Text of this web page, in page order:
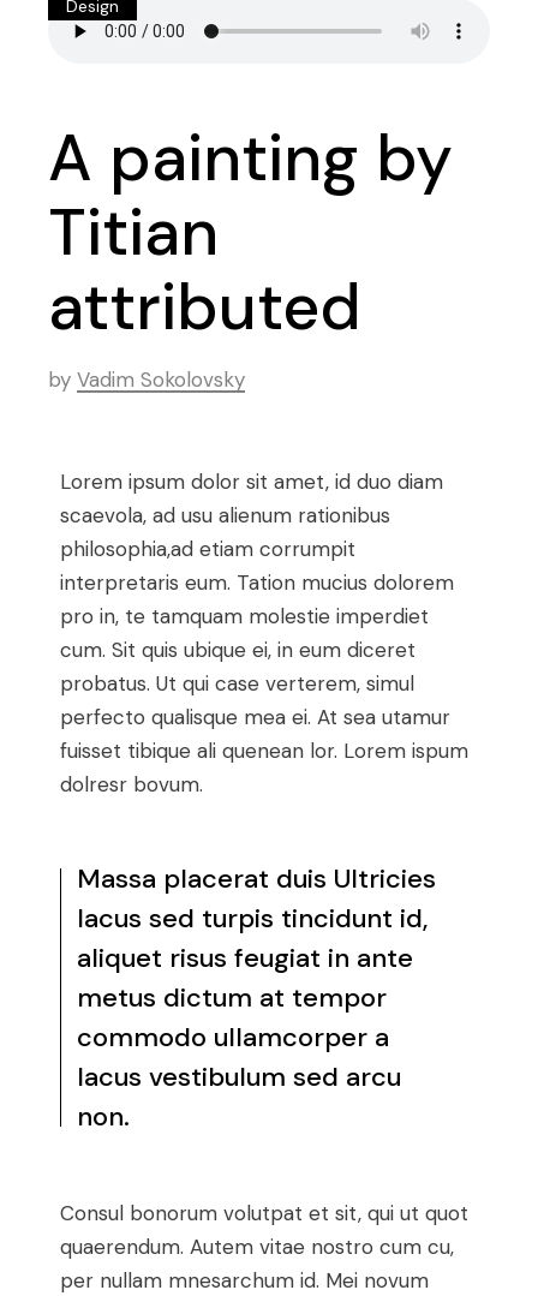
Design
A painting by
Titian
attributed
by Vadim Sokolovsky
Lorem ipsum dolor sit amet, id duo diam
scaevola, ad usu alienum rationibus
philosophia,ad etiam corrumpit
interpretaris eum. Tation mucius dolorem
pro in, te tamquam molestie imperdiet
cum. Sit quis ubique ei, in eum diceret
probatus. Ut qui case verterem, simul
perfecto qualisque mea ei. At sea utamur
fuisset tibique ali quenean lor. Lorem ispum
dolresr bovum.
Massa placerat duis Ultricies
lacus sed turpis tincidunt id,
aliquet risus feugiat in ante
metus dictum at tempor
commodo ullamcorper a
lacus vestibulum sed arcu
non.
Consul bonorum volutpat et sit, qui ut quot
quaerendum. Autem vitae nostro cum cu,
per nullam mnesarchum id. Mei novum